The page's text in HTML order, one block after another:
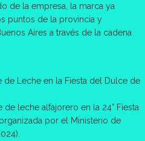
de la empresa, la marca ya
puntos de la provincia y
Aires a través de la cadena
Leche en la Fiesta del Dulce de
leche alfajorero en la 24° Fiesta
por el Ministerio de